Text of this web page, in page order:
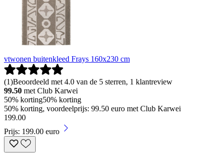
vtwonen buitenkleed Frays 160x230 cm
(1)Beoordeeld met 4.0 van de 5 sterren, 1 klantreview
99.50 met Club Karwei
50% korting50% korting
50% korting, voordeelprijs: 99.50 euro met Club Karwei
199.00
Prijs: 199.00 euro